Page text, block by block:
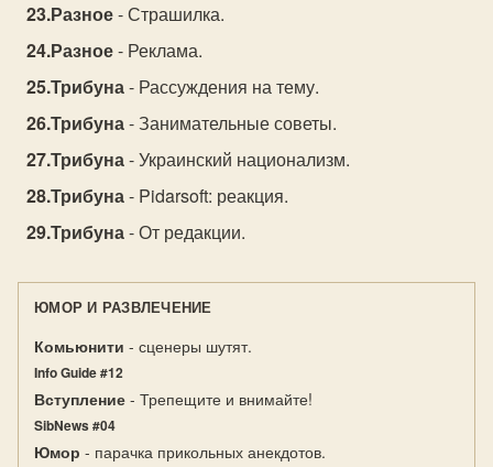
Разное- Страшилка.
Разное- Реклама.
Трибуна- Рассуждения на тему.
Трибуна- Занимательные советы.
Трибуна- Украинский национализм.
Трибуна- Pidarsoft: реакция.
Трибуна- От редакции.
ЮМОР И РАЗВЛЕЧЕНИЕ
Комьюнити - сценеры шутят.
Info Guide #12
Вступление - Трепещите и внимайте!
SibNews #04
Юмор - парачка прикольных анекдотов.